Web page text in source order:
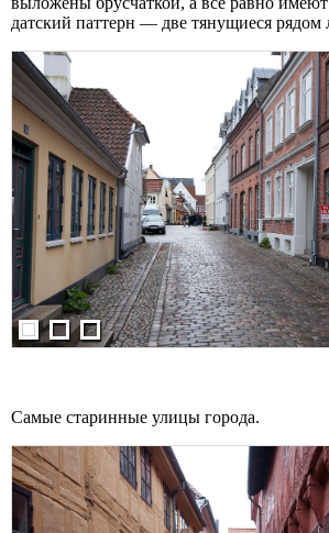
датский паттерн — две тянущиеся рядом
Самые старинные улицы города.